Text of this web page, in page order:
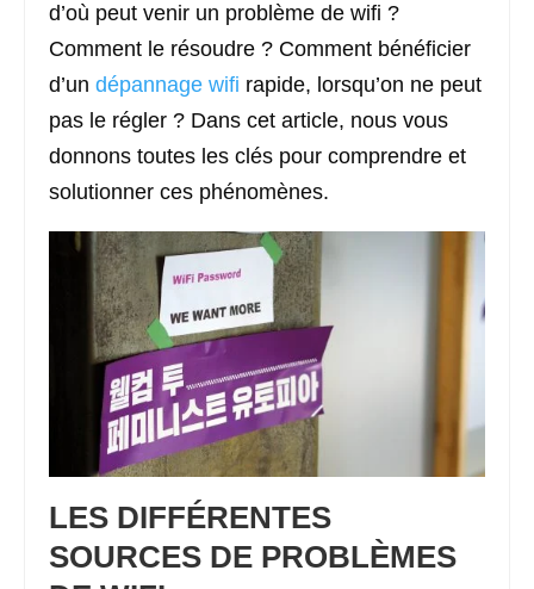
d’où peut venir un problème de wifi ?
Comment le résoudre ? Comment bénéficier
d’un dépannage wifi rapide, lorsqu’on ne peut
pas le régler ? Dans cet article, nous vous
donnons toutes les clés pour comprendre et
solutionner ces phénomènes.
LES DIFFÉRENTES
SOURCES DE PROBLÈMES